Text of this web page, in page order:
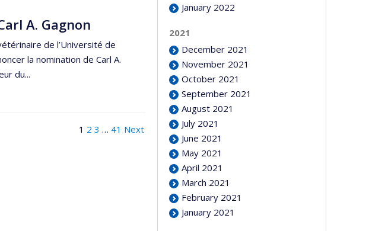
A. Gagnon
de l’Université de
la nomination de Carl A.
du...
1 2 3 … 41 Next
January 2022
2021
December 2021
November 2021
October 2021
September 2021
August 2021
July 2021
June 2021
May 2021
April 2021
March 2021
February 2021
January 2021